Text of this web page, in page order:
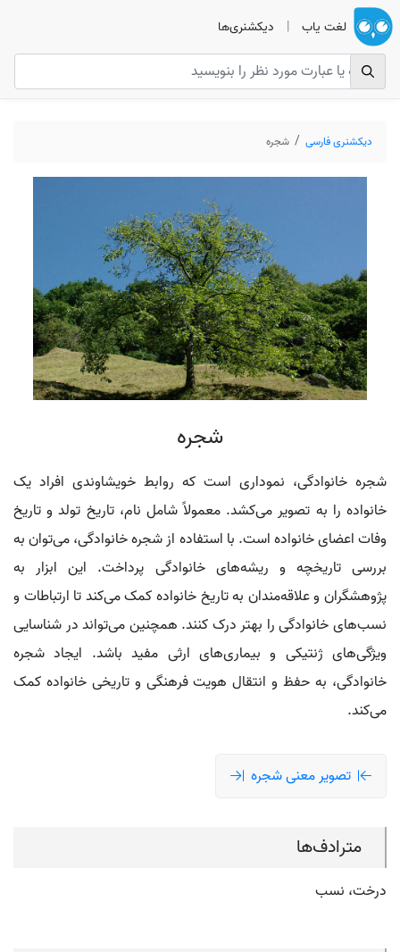
لغت یاب | دیکشنری‌ها
دیکشنری فارسی شجره
شجره
شجره خانوادگی، نموداری است که روابط خویشاوندی افراد یک
خانواده را به تصویر می‌کشد. معمولاً شامل نام، تاریخ تولد و تاریخ
وفات اعضای خانواده است. با استفاده از شجره خانوادگی، می‌توان به
بررسی تاریخچه و ریشه‌های خانوادگی پرداخت. این ابزار به
پژوهشگران و علاقه‌مندان به تاریخ خانواده کمک می‌کند تا ارتباطات و
نسب‌های خانوادگی را بهتر درک کنند. همچنین می‌تواند در شناسایی
ویژگی‌های ژنتیکی و بیماری‌های ارثی مفید باشد. ایجاد شجره
خانوادگی، به حفظ و انتقال هویت فرهنگی و تاریخی خانواده کمک
می‌کند.
تصویر معنی شجره
مترادف‌ها
درخت، نسب